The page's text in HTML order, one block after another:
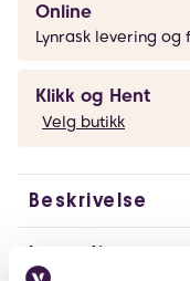
Online
Lynrask levering
Klikk og Hent
Velg butikk
Beskrivelse
Ingredienser